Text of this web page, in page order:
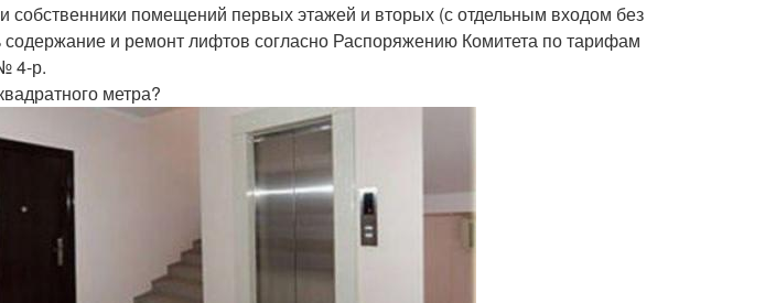
собственники помещений первых этажей и вторых (с отдельным входом без
и ремонт лифтов согласно Распоряжению Комитета по тарифам
4-р.
метра?